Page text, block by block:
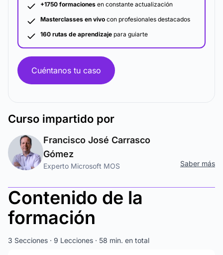
+1750 formaciones en constante actualización
Masterclasses en vivo con profesionales destacados
160 rutas de aprendizaje para guiarte
Cuéntanos tu caso
Curso impartido por
Francisco José Carrasco
Gómez
Experto Microsoft MOS Saber más
Contenido de la
formación
3 Secciones · 9 Lecciones · 58 min. en total